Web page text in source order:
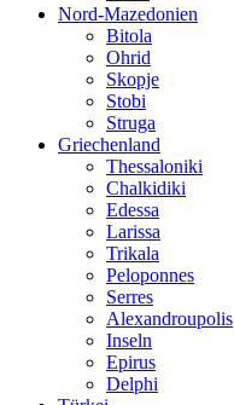
Nord-Mazedonien
Bitola
Ohrid
Skopje
Stobi
Struga
Griechenland
Thessaloniki
Chalkidiki
Edessa
Larissa
Trikala
Peloponnes
Serres
Alexandroupolis
Inseln
Epirus
Delphi